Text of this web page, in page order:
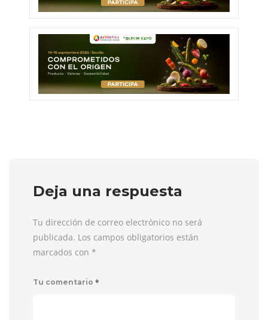
Deja una respuesta
Tu dirección de correo electrónico no será
publicada. Los campos obligatorios están
marcados con *
Tu comentario *